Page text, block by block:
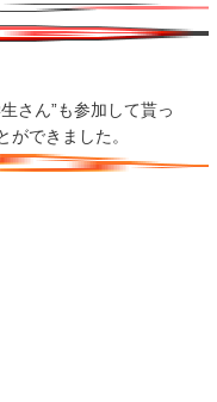
さん”も参加して貰っ
できました。